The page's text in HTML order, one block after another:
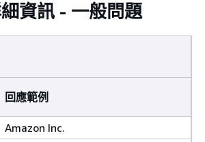
資訊 - 一般問題
回應範例
Amazon Inc.